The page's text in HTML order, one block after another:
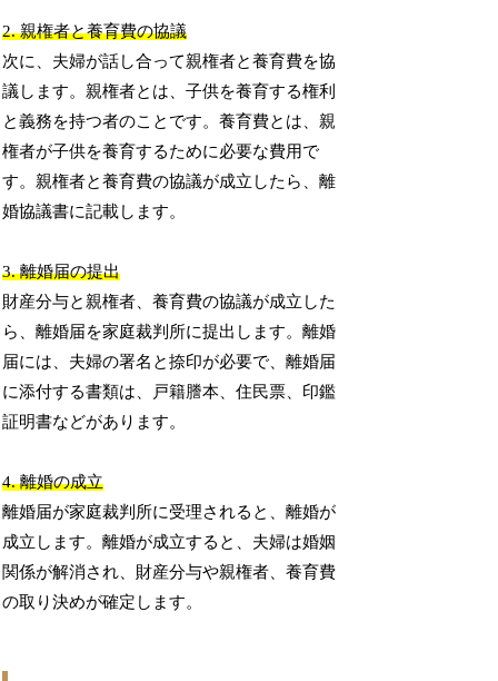
2. 親権者と養育費の協議
次に、夫婦が話し合って親権者と養育費を協
議します。親権者とは、子供を養育する権利
と義務を持つ者のことです。養育費とは、親
権者が子供を養育するために必要な費用で
す。親権者と養育費の協議が成立したら、離
婚協議書に記載します。
3. 離婚届の提出
財産分与と親権者、養育費の協議が成立した
ら、離婚届を家庭裁判所に提出します。離婚
届には、夫婦の署名と捺印が必要で、離婚届
に添付する書類は、戸籍謄本、住民票、印鑑
証明書などがあります。
4. 離婚の成立
離婚届が家庭裁判所に受理されると、離婚が
成立します。離婚が成立すると、夫婦は婚姻
関係が解消され、財産分与や親権者、養育費
の取り決めが確定します。